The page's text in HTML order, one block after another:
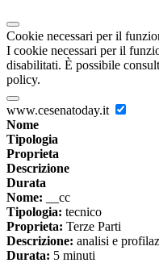
Cookie necessari per il
I cookie necessari per il
disabilitati. È possibile
policy.
www.cesenatoday.it
Nome
Tipologia
Proprieta
Descrizione
Durata
Nome: __cc
Tipologia: tecnico
Proprieta: Terze Parti
Descrizione: analisi e
Durata: 5 minuti